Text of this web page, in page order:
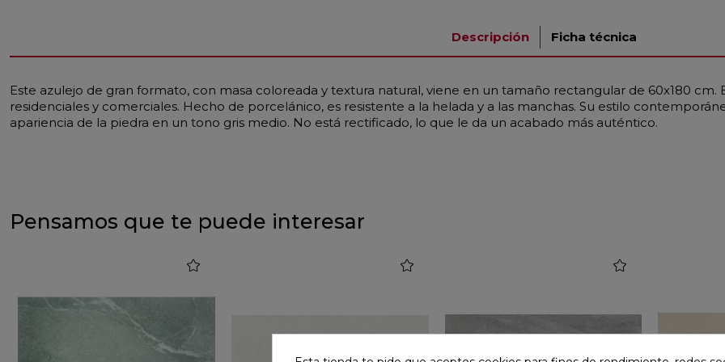
Descripción Ficha técnica
Este azulejo de gran formato, con masa coloreada y textura natural, viene en un tamaño rectangular de 60x180 cm.
residenciales y comerciales. Hecho de porcelánico, es resistente a la helada y a las manchas. Su estilo
apariencia de la piedra en un tono gris medio. No está rectificado, lo que le da un acabado más auténtico.
Pensamos que te puede interesar
favorite favorite